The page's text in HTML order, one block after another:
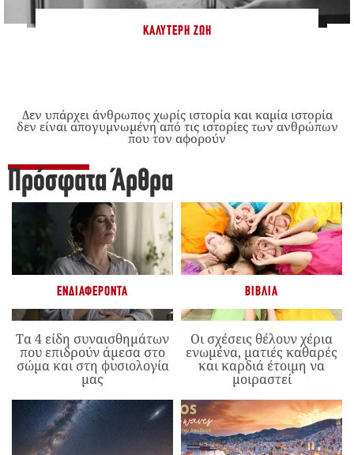
ΚΑΛΎΤΕΡΗ ΖΩΉ
Δεν υπάρχει άνθρωπος χωρίς ιστορία και καμία ιστορία
δεν είναι απογυμνωμένη από τις ιστορίες των ανθρώπων
που τον αφορούν
Πρόσφατα Άρθρα
ΕΝΔΙΑΦΈΡΟΝΤΑ
Τα 4 είδη συναισθημάτων
που επιδρούν άμεσα στο
σώμα και στη φυσιολογία
μας
ΒΙΒΛΊΑ
Οι σχέσεις θέλουν χέρια
ενωμένα, ματιές καθαρές
και καρδιά έτοιμη να
μοιραστεί